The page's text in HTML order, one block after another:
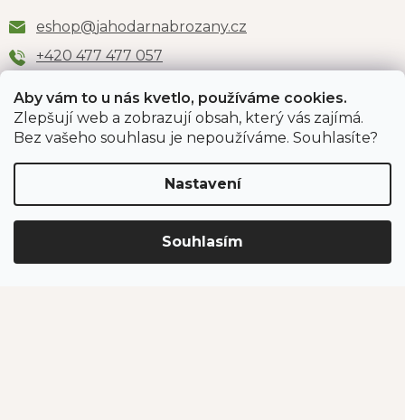
Aby vám to u nás kvetlo, používáme cookies.
Zlepšují web a zobrazují obsah, který vás zajímá.
Bez vašeho souhlasu je nepoužíváme. Souhlasíte?
Nastavení
Souhlasím
eshop@jahodarnabrozany.cz
+420 477 477 057
Odběr newsletteru
PŘIHLÁSIT SE